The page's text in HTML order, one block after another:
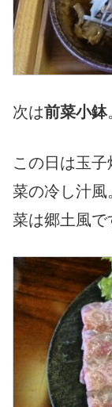
次は前菜小鉢
この日は玉
菜の冷し汁
菜は郷土風で